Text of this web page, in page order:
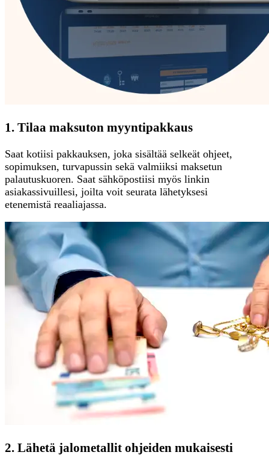
1. Tilaa maksuton myyntipakkaus
Saat kotiisi pakkauksen, joka sisältää selkeät ohjeet,
sopimuksen, turvapussin sekä valmiiksi maksetun
palautuskuoren. Saat sähköpostiisi myös linkin
asiakassivuillesi, joilta voit seurata lähetyksesi
etenemistä reaaliajassa.
2. Lähetä jalometallit ohjeiden mukaisesti